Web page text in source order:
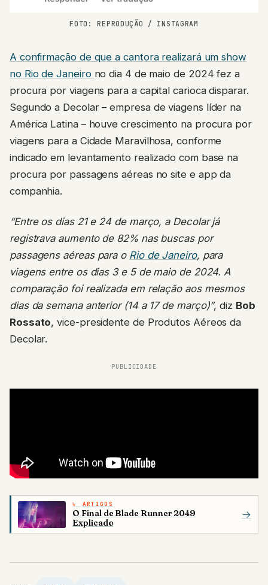
FOTO: REPRODUÇÃO / INSTAGRAM
A confirmação de que a cantora realizará um show
no Rio de Janeiro no dia 4 de maio de 2024 fez a
procura por viagens para a capital carioca disparar.
Segundo a Decolar – empresa de viagens líder na
América Latina – houve crescimento na procura por
viagens para a Cidade Maravilhosa, conforme
indicado em levantamento realizado com base na
procura por passagens aéreas no site e app da
companhia.
“Entre os dias 21 e 24 de março, a Decolar já
registrava aumento de 82% nas buscas por
passagens aéreas para o Rio de Janeiro, para
viagens entre os dias 3 e 5 de maio de 2024. A
comparação foi realizada em relação aos mesmos
dias da semana anterior (14 a 17 de março)”, diz Bob
Rossato, vice-presidente de Produtos Aéreos da
Decolar.
PUBLICIDADE
ARTIGOS
O Final de Blade Runner 2049
Explicado
→